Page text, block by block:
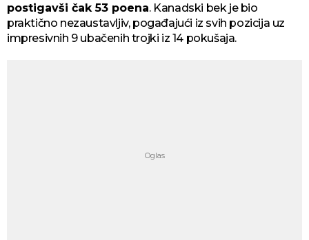
postigavši čak 53 poena. Kanadski bek je bio
praktično nezaustavljiv, pogađajući iz svih pozicija uz
impresivnih 9 ubačenih trojki iz 14 pokušaja.